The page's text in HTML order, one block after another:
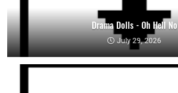
Drama Dolls - Oh Hell No
July 29, 2026